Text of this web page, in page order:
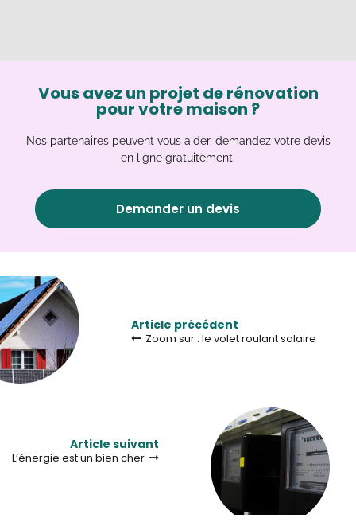
Vous avez un projet de rénovation
pour votre maison ?
Nos partenaires peuvent vous aider, demandez votre devis
en ligne gratuitement.
Demander un devis
Article précédent
Zoom sur : le volet roulant solaire
Article suivant
L’énergie est un bien cher